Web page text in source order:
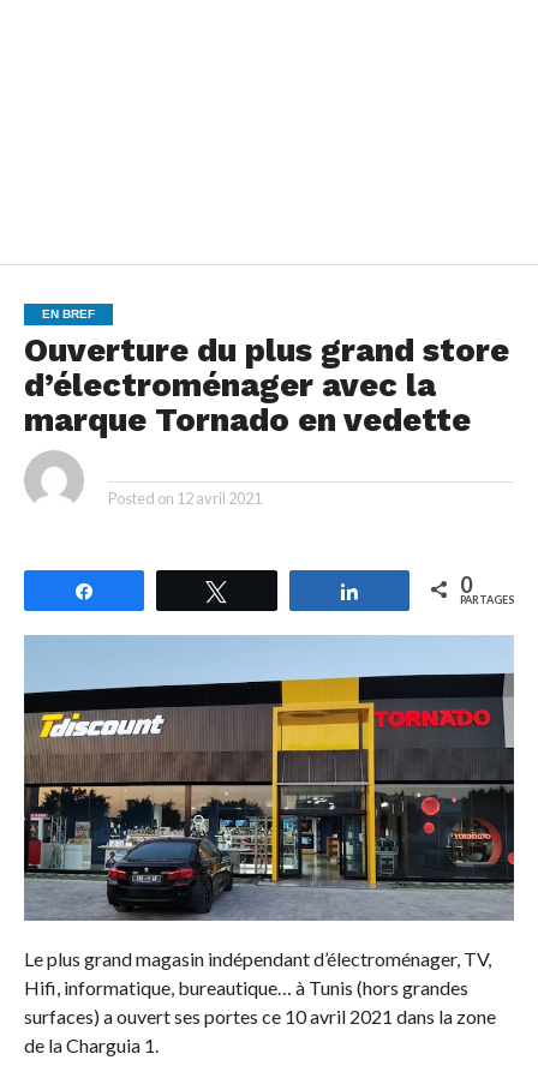
EN BREF
Ouverture du plus grand store
d’électroménager avec la
marque Tornado en vedette
Posted on 12 avril 2021
Partagez 0
PARTAGES
Le plus grand magasin indépendant d’électroménager, TV,
Hifi, informatique, bureautique… à Tunis (hors grandes
surfaces) a ouvert ses portes ce 10 avril 2021 dans la zone
de la Charguia 1.